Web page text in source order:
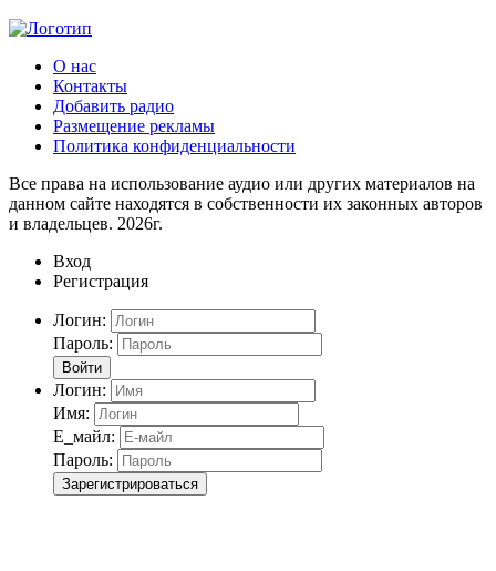
О нас
Контакты
Добавить радио
Размещение рекламы
Политика конфиденциальности
Все права на использование аудио или других материалов на
данном сайте находятся в собственности их законных авторов
и владельцев. 2026г.
Вход
Регистрация
Логин:
Пароль:
Войти
Логин:
Имя:
Е_майл:
Пароль:
Зарегистрироваться